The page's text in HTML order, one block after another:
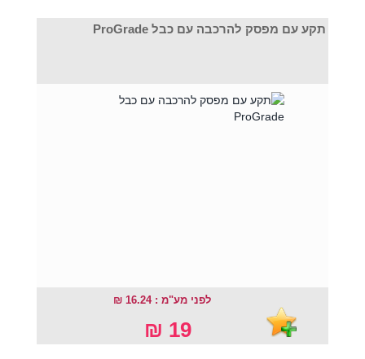
תקע עם מפסק להרכבה עם כבל ProGrade
לפני מע"מ : 16.24 ₪
19 ₪